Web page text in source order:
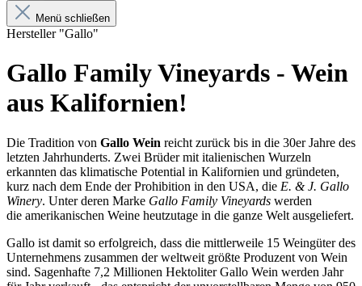
Menü schließen
Hersteller "Gallo"
Gallo Family Vineyards - Wein
aus Kalifornien!
Die Tradition von Gallo Wein reicht zurück bis in die 30er Jahre des
letzten Jahrhunderts. Zwei Brüder mit italienischen Wurzeln
erkannten das klimatische Potential in Kalifornien und gründeten,
kurz nach dem Ende der Prohibition in den USA, die E. & J. Gallo
Winery. Unter deren Marke Gallo Family Vineyards werden
die amerikanischen Weine heutzutage in die ganze Welt ausgeliefert.
Gallo ist damit so erfolgreich, dass die mittlerweile 15 Weingüter des
Unternehmens zusammen der weltweit größte Produzent von Wein
sind. Sagenhafte 7,2 Millionen Hektoliter Gallo Wein werden Jahr